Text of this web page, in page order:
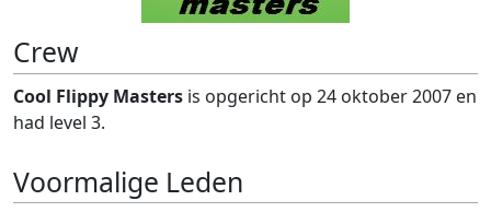
Crew
Cool Flippy Masters is opgericht op 24 oktober 2007 en
had level 3.
Voormalige Leden